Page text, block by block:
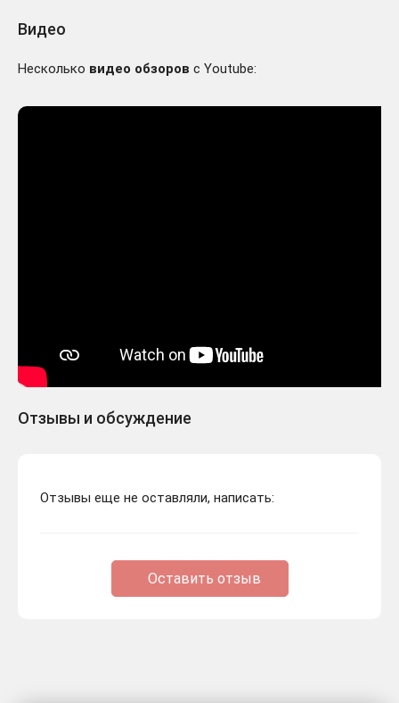
Видео
Несколько видео обзоров с Youtube:
Отзывы и обсуждение
Отзывы еще не оставляли, написать:
Оставить отзыв